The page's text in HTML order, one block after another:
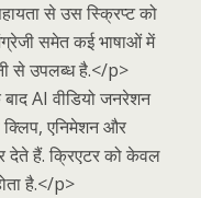
से उस स्क्रिप्ट को
समेत कई भाषाओं में
से उपलब्ध है.</p>
AI वीडियो जनरेशन
क्लिप, एनिमेशन और
देते हैं. क्रिएटर को केवल
है.</p>